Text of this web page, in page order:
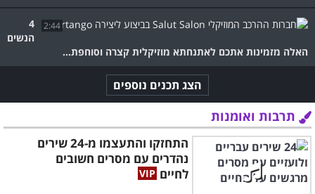
2:44
4
הנשים
האלה מזמינות אתכם לאתנחתא מוזיקלית קצרה וסוחפת...
הצג תכנים נוספים
תרבות ואומנות
התחזקו והתעצמו מ-24 שירים
נהדרים עם מסרים חשובים
לחיים